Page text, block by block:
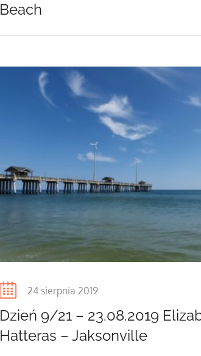
Beach
Posted
24 sierpnia 2019
Dzień 9/21 – 23.08.2019
Hatteras – Jaksonville